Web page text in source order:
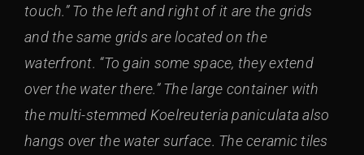
touch.” To the left and right of it are the grids
and the same grids are located on the
waterfront. “To gain some space, they extend
over the water there.” The large container with
the multi-stemmed Koelreuteria paniculata also
hangs over the water surface. The ceramic tiles